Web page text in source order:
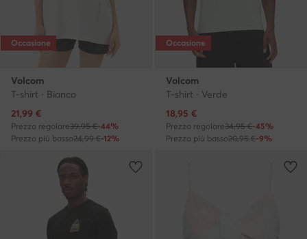
Occasione
Volcom
T-shirt · Bianco
Prezzo attuale
21,99 €
Prezzo regolare39,95 €-44%
Prezzo più basso24,99 €-12%
Occasione
Volcom
T-shirt · Verde
Prezzo attuale
18,95 €
Prezzo regolare34,95 €-45%
Prezzo più basso20,95 €-9%